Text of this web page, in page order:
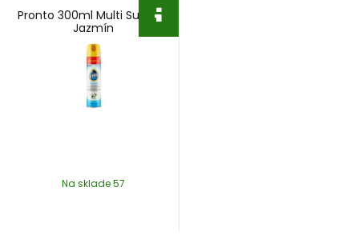
Pronto 300ml Multi Surface
Jazmín
Na sklade 57